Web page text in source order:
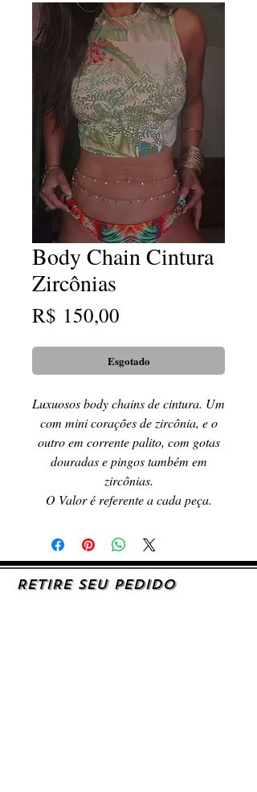
Body Chain Cintura
Zircônias
R$ 150,00
Esgotado
Luxuosos body chains de cintura. Um
com mini corações de zircônia, e o
outro em corrente palito, com gotas
douradas e pingos também em
zircônias.
O Valor é referente a cada peça.
RETIRE SEU PEDIDO